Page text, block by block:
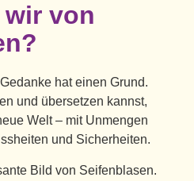
wir von
hat einen Grund.
und übersetzen kannst,
Welt – mit Unmengen
und Sicherheiten.
Bild von Seifenblasen.